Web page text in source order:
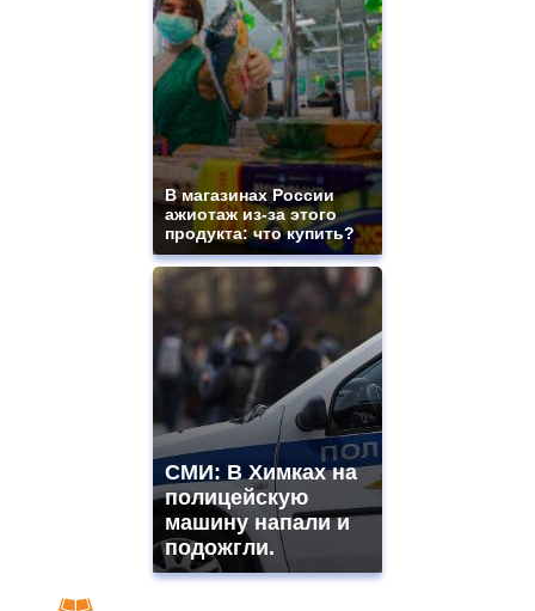
В магазинах России
ажиотаж из-за этого
продукта: что купить?
СМИ: В Химках на
полицейскую
машину напали и
подожгли.